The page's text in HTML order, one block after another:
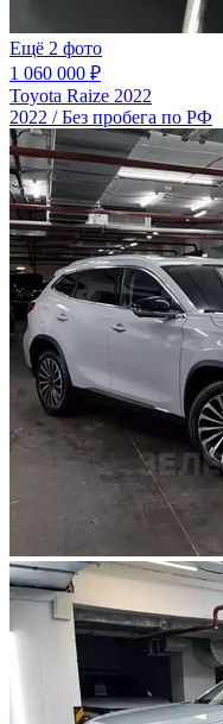
Ещё 2 фото
1 060 000 ₽
Toyota Raize 2022
2022 / Без пробега по РФ